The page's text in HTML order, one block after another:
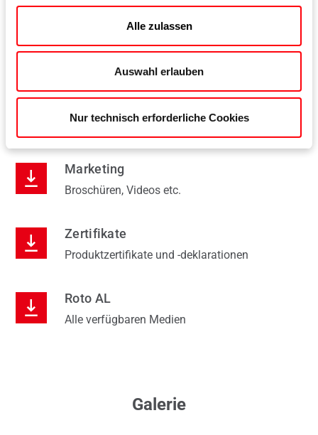
Alle zulassen
Auswahl erlauben
Nur technisch erforderliche Cookies
Downloads
Einbauanleitungen, Kataloge, Videos etc.
Marketing
Broschüren, Videos etc.
Zertifikate
Produktzertifikate und -deklarationen
Roto AL
Alle verfügbaren Medien
Galerie